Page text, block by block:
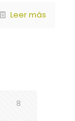
Leer más
8